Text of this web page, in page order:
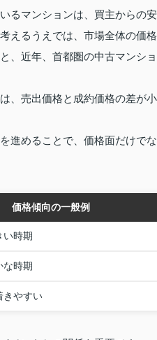
るマンションは、買主からの
えるうえでは、市場全体の価格
、近年、首都圏の中古マンシ
、売出価格と成約価格の差が
進めることで、価格面だけで
価格傾向の一般例
い時期
な時期
きやすい